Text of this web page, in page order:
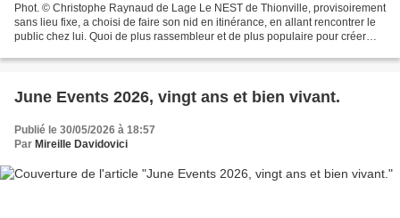
Phot. © Christophe Raynaud de Lage Le NEST de Thionville, provisoirement
sans lieu fixe, a choisi de faire son nid en itinérance, en allant rencontrer le
public chez lui. Quoi de plus rassembleur et de plus populaire pour créer
June Events 2026, vingt ans et bien vivant.
Publié le 30/05/2026 à 18:57
Par Mireille Davidovici